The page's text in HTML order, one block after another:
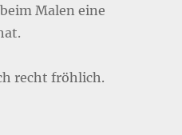
Malen eine
recht fröhlich.